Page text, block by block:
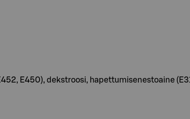
E450), dekstroosi, hapettumisenestoaine